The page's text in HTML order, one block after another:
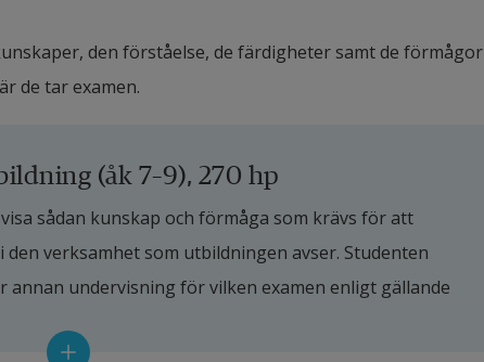
den förståelse, de färdigheter samt de förmågor
de tar examen.
(åk 7–9), 270 hp
sådan kunskap och förmåga som krävs för att
verksamhet som utbildningen avser. Studenten
annan undervisning för vilken examen enligt gällande